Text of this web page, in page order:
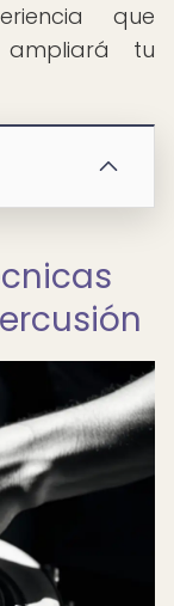
que
tu